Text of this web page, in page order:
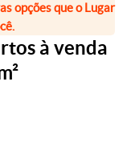
opções que o Lugar
à venda